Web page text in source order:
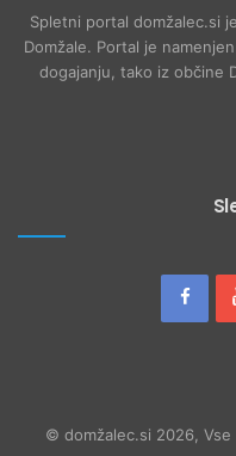
Spletni portal domžalec.si
Domžale. Portal je
dogajanju, tako iz občine
© domžalec.si 2026, Vse